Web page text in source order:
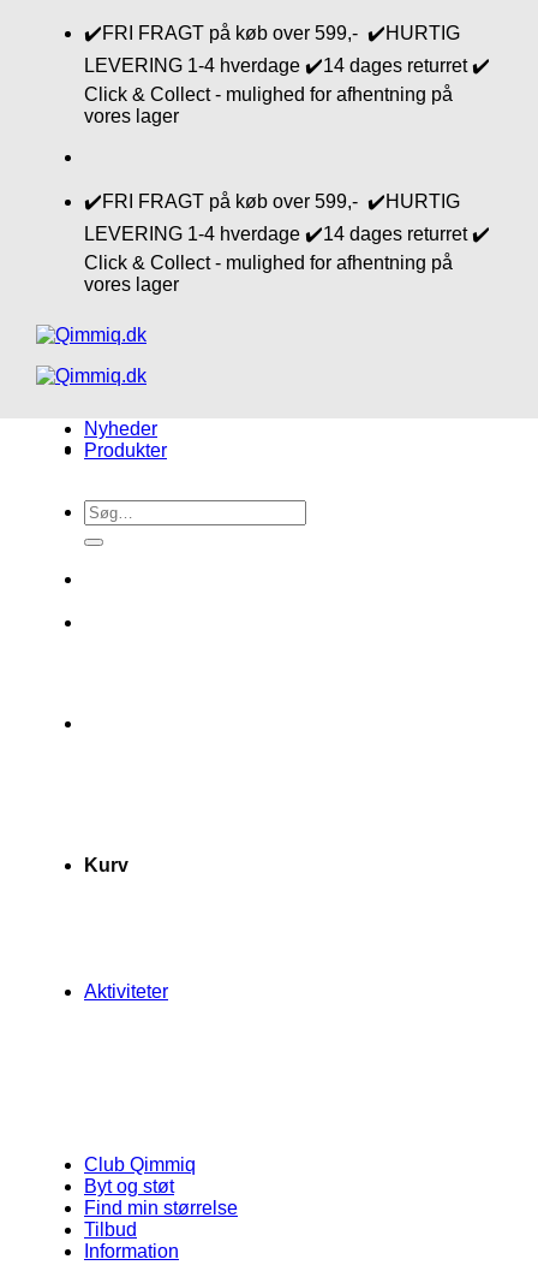
✔️FRI FRAGT på køb over 599,- ✔️HURTIG
LEVERING 1-4 hverdage ✔️14 dages returret ✔️
Click & Collect - mulighed for afhentning på
vores lager
✔️FRI FRAGT på køb over 599,- ✔️HURTIG
LEVERING 1-4 hverdage ✔️14 dages returret ✔️
Click & Collect - mulighed for afhentning på
vores lager
Søg
efter:
Kurv
Nyheder
Produkter
Aktiviteter
Club Qimmiq
Byt og støt
Find min størrelse
Tilbud
Information